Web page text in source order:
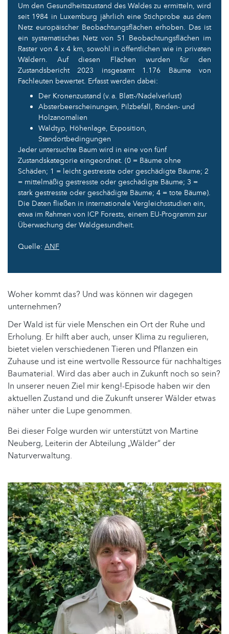
Um den Gesundheitszustand des Waldes zu ermitteln, wird
seit 1984 in Luxemburg jährlich eine Stichprobe aus dem
Netz europäischer Beobachtungsflächen erhoben. Das ist
ein systematisches Netz von 51 Beobachtungsflächen im
Raster von 4 x 4 km, sowohl in öffentlichen wie in privaten
Wäldern. Auf diesen Flächen wurden für den
Zustandsbericht 2023 insgesamt 1.176 Bäume von
Fachleuten bewertet. Erfasst werden dabei:
Der Kronenzustand (v. a. Blatt-/Nadelverlust)
Absterbeerscheinungen, Pilzbefall, Rinden- und
Holzanomalien
Waldtyp, Höhenlage, Exposition,
Standortbedingungen
Jeder untersuchte Baum wird in eine von fünf
Zustandskategorie eingeordnet. (0 = Bäume ohne
Schäden; 1 = leicht gestresste oder geschädigte Bäume; 2
= mittelmäßig gestresste oder geschädigte Bäume; 3 =
stark gestresste oder geschädigte Bäume; 4 = tote Bäume).
Die Daten fließen in internationale Vergleichsstudien ein,
etwa im Rahmen von ICP Forests, einem EU-Programm zur
Überwachung der Waldgesundheit.
Quelle: ANF
Woher kommt das? Und was können wir dagegen
unternehmen?
Der Wald ist für viele Menschen ein Ort der Ruhe und
Erholung. Er hilft aber auch, unser Klima zu regulieren,
bietet vielen verschiedenen Tieren und Pflanzen ein
Zuhause und ist eine wertvolle Ressource für nachhaltiges
Baumaterial. Wird das aber auch in Zukunft noch so sein?
In unserer neuen Ziel mir keng!-Episode haben wir den
aktuellen Zustand und die Zukunft unserer Wälder etwas
näher unter die Lupe genommen.
Bei dieser Folge wurden wir unterstützt von Martine
Neuberg, Leiterin der Abteilung „Wälder“ der
Naturverwaltung.